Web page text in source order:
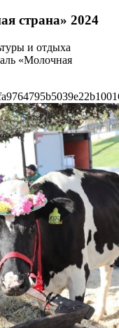
страна» 2024
и отдыха
«Молочная